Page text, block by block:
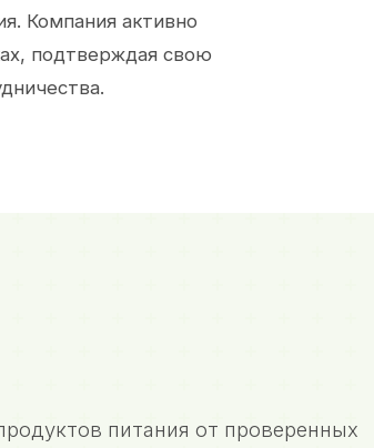
Компания активно
подтверждая свою
питания от проверенных